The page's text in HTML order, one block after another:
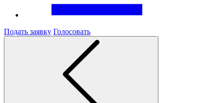
Подать заявку Голосовать